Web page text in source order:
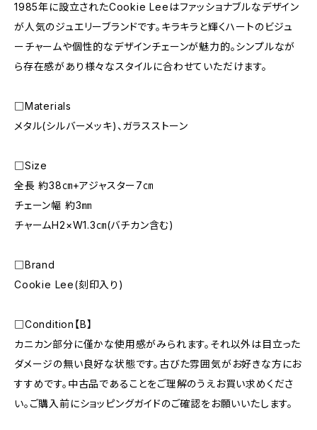
1985年に設立されたCookie Leeはファッショナブルなデザイン
が人気のジュエリーブランドです。キラキラと輝くハートのビジュ
ーチャームや個性的なデザインチェーンが魅力的。シンプルなが
ら存在感があり様々なスタイルに合わせていただけます。
□Materials
メタル(シルバーメッキ)、ガラスストーン
□Size
全長 約38㎝+アジャスター7㎝
チェーン幅 約3㎜
チャームH2×W1.3㎝(バチカン含む)
□Brand
Cookie Lee(刻印入り)
□Condition【B】
カニカン部分に僅かな使用感がみられます。それ以外は目立った
ダメージの無い良好な状態です。古びた雰囲気がお好きな方にお
すすめです。中古品であることをご理解のうえお買い求めくださ
い。ご購入前にショッピングガイドのご確認をお願いいたします。